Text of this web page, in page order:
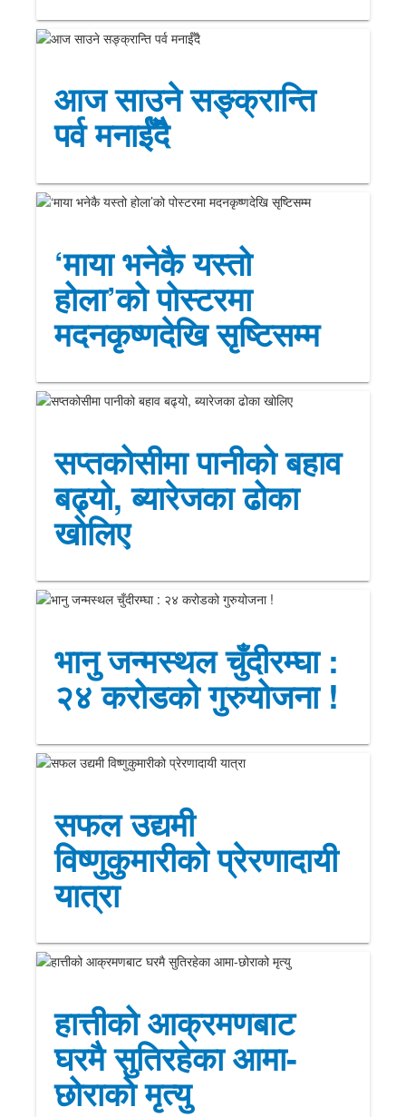
आज साउने सङ्क्रान्ति
पर्व मनाईँदै
‘माया भनेकै यस्तो
होला’को पोस्टरमा
मदनकृष्णदेखि सृष्टिसम्म
सप्तकोसीमा पानीको बहाव
बढ्यो, ब्यारेजका ढोका
खोलिए
भानु जन्मस्थल चुँदीरम्घा :
२४ करोडको गुरुयोजना !
सफल उद्यमी
विष्णुकुमारीको प्रेरणादायी
यात्रा
हात्तीको आक्रमणबाट
घरमै सुतिरहेका आमा-
छोराको मृत्यु